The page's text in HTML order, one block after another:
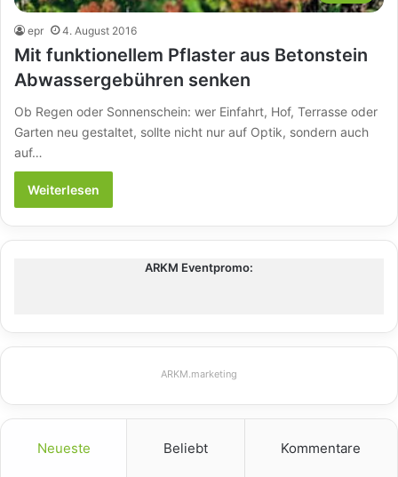
epr 4. August 2016
Mit funktionellem Pflaster aus Betonstein
Abwassergebühren senken
Ob Regen oder Sonnenschein: wer Einfahrt, Hof, Terrasse oder
Garten neu gestaltet, sollte nicht nur auf Optik, sondern auch
auf…
Weiterlesen
ARKM Eventpromo:
ARKM.marketing
Neueste Beliebt Kommentare